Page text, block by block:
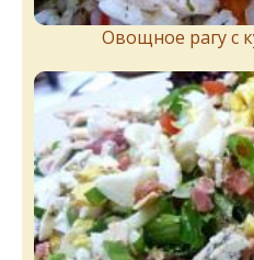
Овощное рагу с